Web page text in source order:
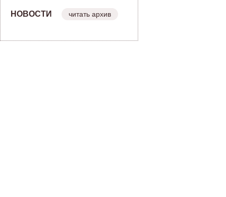
НОВОСТИ читать архив